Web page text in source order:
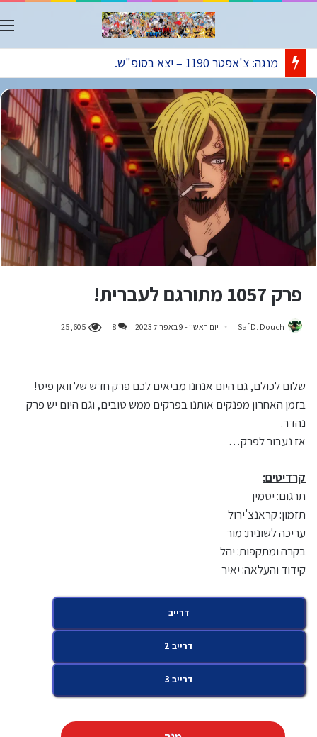
אנימה: פרק 1172 – הפרק בעריכה
פרק 1057 מתורגם לעברית!
Saf D. Douch יום ראשון - 9 באפריל 2023 8
25,605
שלום לכולם, גם היום אנחנו מביאים לכם פרק חדש של וואן פיס!
בזמן האחרון מפנקים אותנו בפרקים ממש טובים, וגם היום יש פרק
נהדר.
אז נעבור לפרק…
קרדיטים:
תרגום: יסמין
תזמון: קראנצ'ירול
עריכה לשונית: מור
בקרה ומתקפות: יהל
קידוד והעלאה: יאיר
דרייב
דרייב 2
דרייב 3